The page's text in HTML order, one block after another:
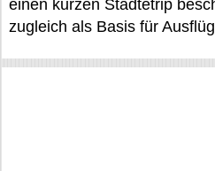
einen kurzen Städtetrip
zugleich als Basis für